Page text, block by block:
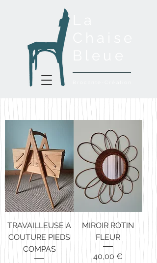
TRAVAILLEUSE A
COUTURE PIEDS
COMPAS
MIROIR ROTIN
FLEUR
Prix
40,00 €